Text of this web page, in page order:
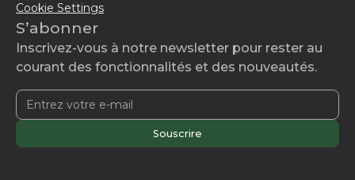
Cookie Settings
S’abonner
Inscrivez-vous à notre newsletter pour rester au
courant des fonctionnalités et des nouveautés.